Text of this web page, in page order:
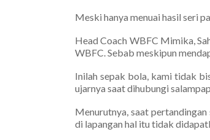
Meski hanya menuai hasil seri
Head Coach WBFC Mimika,
WBFC. Sebab meskipun
Inilah sepak bola, kami tidak
ujarnya saat dihubungi
Menurutnya, saat
di lapangan hal itu tidak